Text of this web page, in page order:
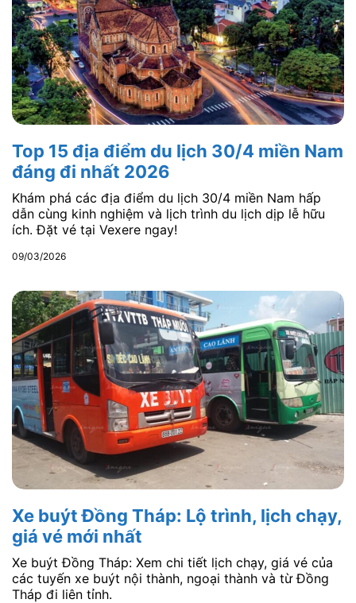
Top 15 địa điểm du lịch 30/4 miền Nam
đáng đi nhất 2026
Khám phá các địa điểm du lịch 30/4 miền Nam hấp
dẫn cùng kinh nghiệm và lịch trình du lịch dịp lễ hữu
ích. Đặt vé tại Vexere ngay!
09/03/2026
Xe buýt Đồng Tháp: Lộ trình, lịch chạy,
giá vé mới nhất
Xe buýt Đồng Tháp: Xem chi tiết lịch chạy, giá vé của
các tuyến xe buýt nội thành, ngoại thành và từ Đồng
Tháp đi liên tỉnh.